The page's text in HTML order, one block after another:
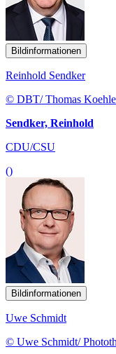
Bildinformationen
Reinhold Sendker
© DBT/ Thomas
Sendker, Reinhold
CDU/CSU
()
Bildinformationen
Uwe Schmidt
© Uwe Schmidt/